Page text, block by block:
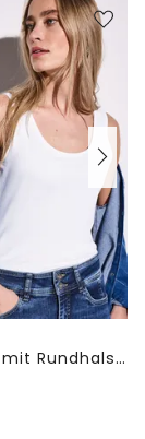
Basic Top mit Rundhals in Unifarbe